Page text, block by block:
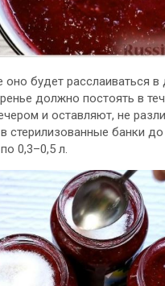
будет расслаиваться в
должно постоять в
и оставляют, не
стерилизованные банки
0,3–0,5 л.